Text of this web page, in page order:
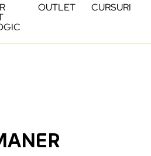
OUTLET CURSURI